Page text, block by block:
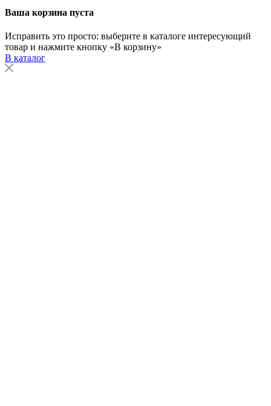
Ваша корзина пуста
Исправить это просто: выберите в каталоге интересующий
товар и нажмите кнопку «В корзину»
В каталог